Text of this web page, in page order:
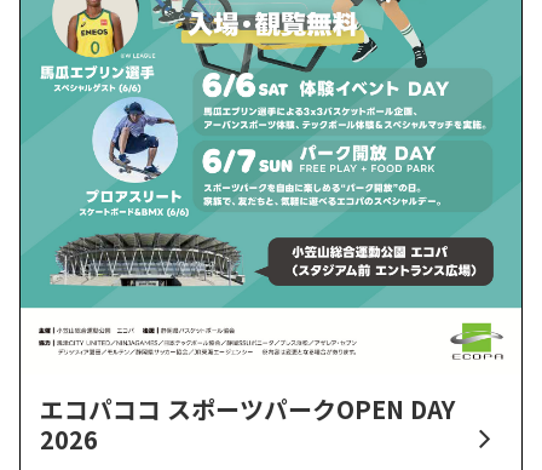
エコパココ スポーツパークOPEN DAY
2026